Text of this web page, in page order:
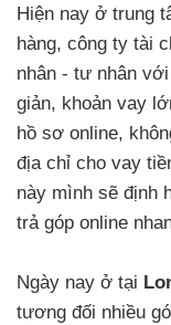
Hiện nay ở trung
hàng, công ty tài
nhân - tư nhân
giản, khoản vay
hồ sơ online,
địa chỉ cho vay
này mình sẽ định
trả góp online
Ngày nay ở tại
tương đối nhiều